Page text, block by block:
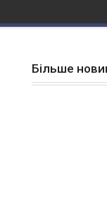
Більше